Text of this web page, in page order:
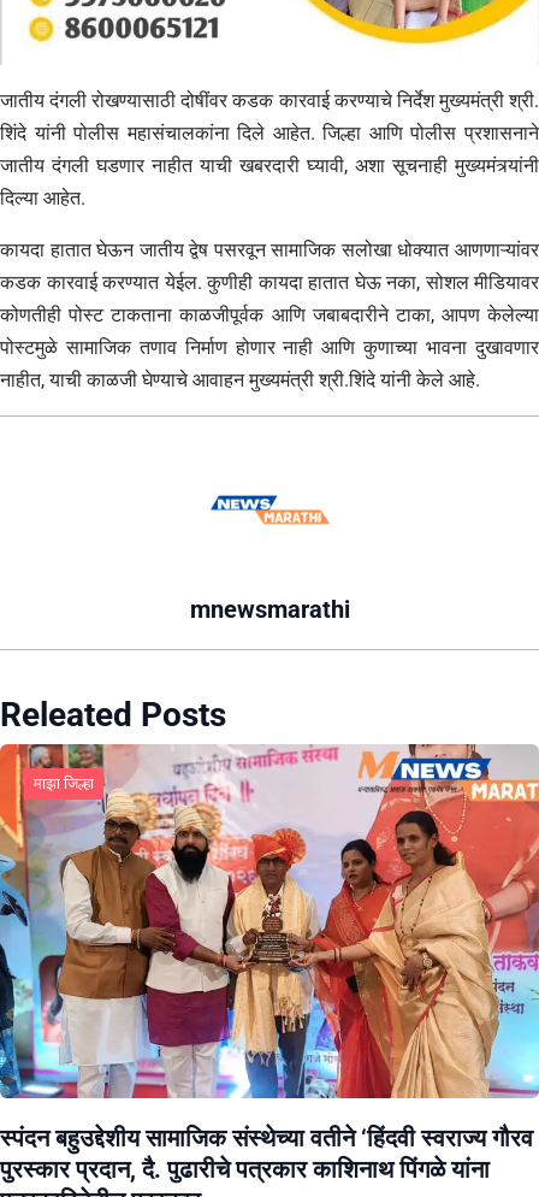
जातीय दंगली रोखण्यासाठी दोषींवर कडक कारवाई करण्याचे निर्देश मुख्यमंत्री श्री.
शिंदे यांनी पोलीस महासंचालकांना दिले आहेत. जिल्हा आणि पोलीस प्रशासनाने
जातीय दंगली घडणार नाहीत याची खबरदारी घ्यावी, अशा सूचनाही मुख्यमंत्र्यांनी
दिल्या आहेत.
कायदा हातात घेऊन जातीय द्वेष पसरवून सामाजिक सलोखा धोक्यात आणणाऱ्यांवर
कडक कारवाई करण्यात येईल. कुणीही कायदा हातात घेऊ नका, सोशल मीडियावर
कोणतीही पोस्ट टाकताना काळजीपूर्वक आणि जबाबदारीने टाका, आपण केलेल्या
पोस्टमुळे सामाजिक तणाव निर्माण होणार नाही आणि कुणाच्या भावना दुखावणार
नाहीत, याची काळजी घेण्याचे आवाहन मुख्यमंत्री श्री.शिंदे यांनी केले आहे.
mnewsmarathi
Releated Posts
माझा जिल्हा
स्पंदन बहुउद्देशीय सामाजिक संस्थेच्या वतीने ‘हिंदवी स्वराज्य गौरव
पुरस्कार प्रदान, दै. पुढारीचे पत्रकार काशिनाथ पिंगळे यांना